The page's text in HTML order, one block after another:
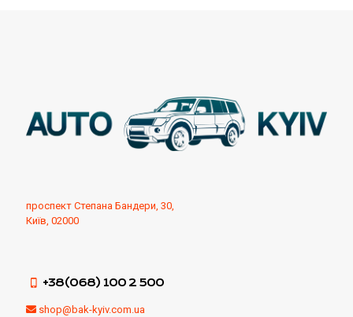
проспект Степана Бандери, 30,
Київ, 02000
+38(068) 100 2 500
shop@bak-kyiv.com.ua